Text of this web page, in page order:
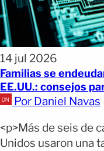
14 jul 2026
Familias se
EE.UU.: consejos
Por Daniel Navas
<p>Más de seis de
Unidos usaron una